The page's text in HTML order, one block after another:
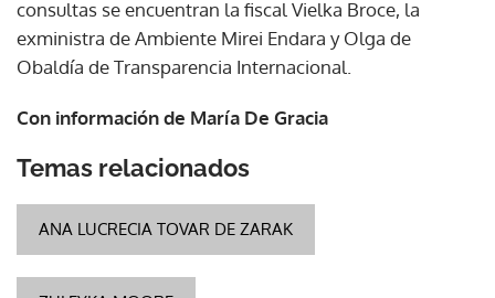
consultas se encuentran la fiscal Vielka Broce, la
exministra de Ambiente Mirei Endara y Olga de
Obaldía de Transparencia Internacional.
Con información de María De Gracia
Temas relacionados
ANA LUCRECIA TOVAR DE ZARAK